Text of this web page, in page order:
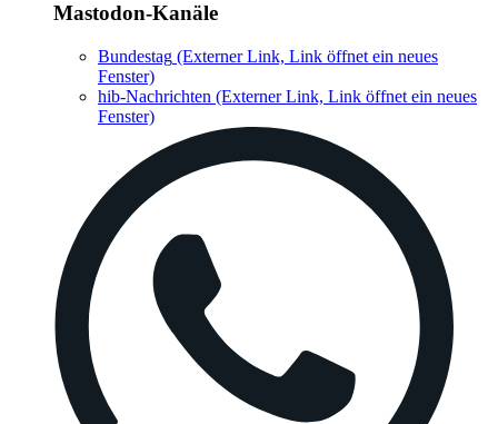
Mastodon-Kanäle
Bundestag (Externer Link, Link öffnet ein neues
Fenster)
hib-Nachrichten (Externer Link, Link öffnet ein neues
Fenster)